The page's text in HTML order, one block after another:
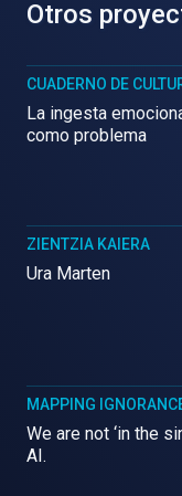
Otros
CUADERNO DE
La ingesta
como problema
ZIENTZIA KAIERA
Ura Marten
MAPPING
We are not ‘in the
AI.